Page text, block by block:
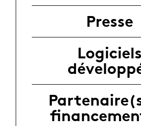
Presse
Logiciels